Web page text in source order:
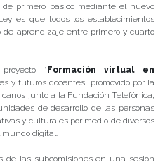
primero básico mediante el nuevo
es que todos los establecimientos
de aprendizaje entre primero y cuarto
“Formación virtual en
y futuros docentes, promovido por la
junto a la Fundación Telefónica,
de desarrollo de las personas
y culturales por medio de diversos
digital.
de las subcomisiones en una sesión